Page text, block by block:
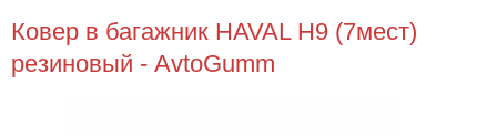
Ковер в багажник HAVAL H9 (7мест)
резиновый - AvtoGumm